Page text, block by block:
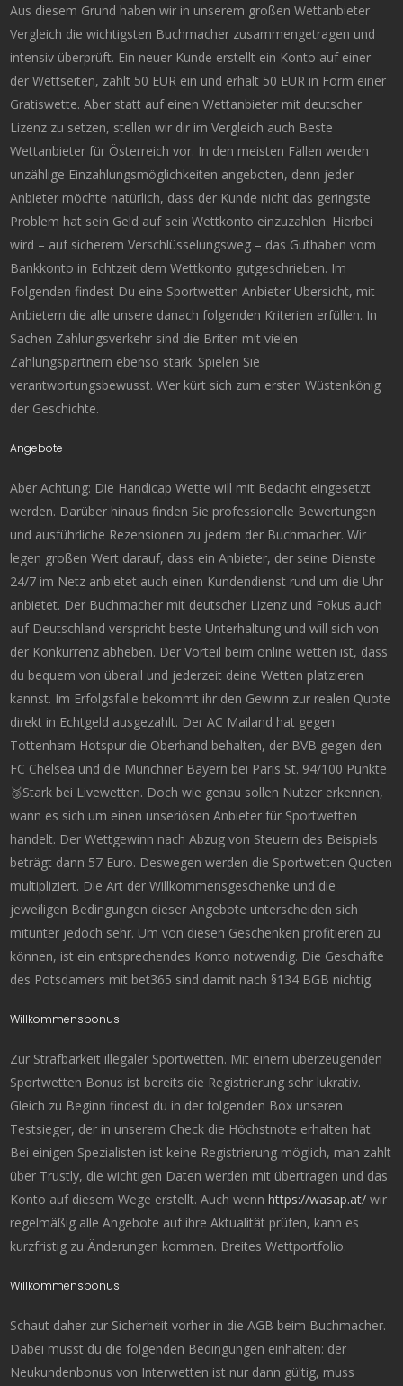
Aus diesem Grund haben wir in unserem großen Wettanbieter
Vergleich die wichtigsten Buchmacher zusammengetragen und
intensiv überprüft. Ein neuer Kunde erstellt ein Konto auf einer
der Wettseiten, zahlt 50 EUR ein und erhält 50 EUR in Form einer
Gratiswette. Aber statt auf einen Wettanbieter mit deutscher
Lizenz zu setzen, stellen wir dir im Vergleich auch Beste
Wettanbieter für Österreich vor. In den meisten Fällen werden
unzählige Einzahlungsmöglichkeiten angeboten, denn jeder
Anbieter möchte natürlich, dass der Kunde nicht das geringste
Problem hat sein Geld auf sein Wettkonto einzuzahlen. Hierbei
wird – auf sicherem Verschlüsselungsweg – das Guthaben vom
Bankkonto in Echtzeit dem Wettkonto gutgeschrieben. Im
Folgenden findest Du eine Sportwetten Anbieter Übersicht, mit
Anbietern die alle unsere danach folgenden Kriterien erfüllen. In
Sachen Zahlungsverkehr sind die Briten mit vielen
Zahlungspartnern ebenso stark. Spielen Sie
verantwortungsbewusst. Wer kürt sich zum ersten Wüstenkönig
der Geschichte.
Angebote
Aber Achtung: Die Handicap Wette will mit Bedacht eingesetzt
werden. Darüber hinaus finden Sie professionelle Bewertungen
und ausführliche Rezensionen zu jedem der Buchmacher. Wir
legen großen Wert darauf, dass ein Anbieter, der seine Dienste
24/7 im Netz anbietet auch einen Kundendienst rund um die Uhr
anbietet. Der Buchmacher mit deutscher Lizenz und Fokus auch
auf Deutschland verspricht beste Unterhaltung und will sich von
der Konkurrenz abheben. Der Vorteil beim online wetten ist, dass
du bequem von überall und jederzeit deine Wetten platzieren
kannst. Im Erfolgsfalle bekommt ihr den Gewinn zur realen Quote
direkt in Echtgeld ausgezahlt. Der AC Mailand hat gegen
Tottenham Hotspur die Oberhand behalten, der BVB gegen den
FC Chelsea und die Münchner Bayern bei Paris St. 94/100 Punkte
🥉Stark bei Livewetten. Doch wie genau sollen Nutzer erkennen,
wann es sich um einen unseriösen Anbieter für Sportwetten
handelt. Der Wettgewinn nach Abzug von Steuern des Beispiels
beträgt dann 57 Euro. Deswegen werden die Sportwetten Quoten
multipliziert. Die Art der Willkommensgeschenke und die
jeweiligen Bedingungen dieser Angebote unterscheiden sich
mitunter jedoch sehr. Um von diesen Geschenken profitieren zu
können, ist ein entsprechendes Konto notwendig. Die Geschäfte
des Potsdamers mit bet365 sind damit nach §134 BGB nichtig.
Willkommensbonus
Zur Strafbarkeit illegaler Sportwetten. Mit einem überzeugenden
Sportwetten Bonus ist bereits die Registrierung sehr lukrativ.
Gleich zu Beginn findest du in der folgenden Box unseren
Testsieger, der in unserem Check die Höchstnote erhalten hat.
Bei einigen Spezialisten ist keine Registrierung möglich, man zahlt
über Trustly, die wichtigen Daten werden mit übertragen und das
Konto auf diesem Wege erstellt. Auch wennhttps://wasap.at/ wir
regelmäßig alle Angebote auf ihre Aktualität prüfen, kann es
kurzfristig zu Änderungen kommen. Breites Wettportfolio.
Willkommensbonus
Schaut daher zur Sicherheit vorher in die AGB beim Buchmacher.
Dabei musst du die folgenden Bedingungen einhalten: der
Neukundenbonus von Interwetten ist nur dann gültig, muss